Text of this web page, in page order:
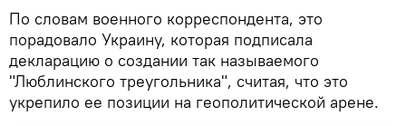
По словам военного корреспондента, это
порадовало Украину, которая подписала
декларацию о создании так называемого
"Люблинского треугольника", считая, что это
укрепило ее позиции на геополитической арене.